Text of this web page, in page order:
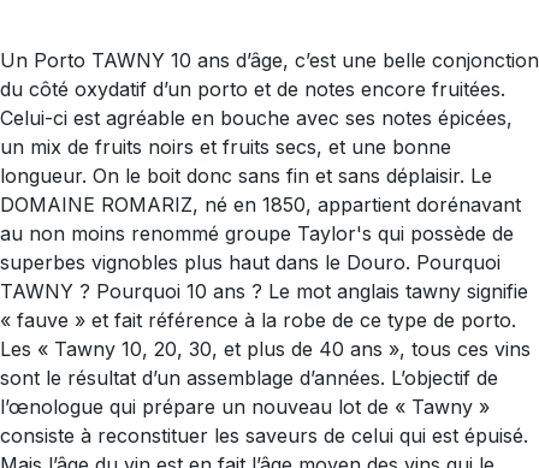
Un Porto TAWNY 10 ans d’âge, c’est une belle conjonction
du côté oxydatif d’un porto et de notes encore fruitées.
Celui-ci est agréable en bouche avec ses notes épicées,
un mix de fruits noirs et fruits secs, et une bonne
longueur. On le boit donc sans fin et sans déplaisir. Le
DOMAINE ROMARIZ, né en 1850, appartient dorénavant
au non moins renommé groupe Taylor's qui possède de
superbes vignobles plus haut dans le Douro. Pourquoi
TAWNY ? Pourquoi 10 ans ? Le mot anglais tawny signifie
« fauve » et fait référence à la robe de ce type de porto.
Les « Tawny 10, 20, 30, et plus de 40 ans », tous ces vins
sont le résultat d’un assemblage d’années. L’objectif de
l’œnologue qui prépare un nouveau lot de « Tawny »
consiste à reconstituer les saveurs de celui qui est épuisé.